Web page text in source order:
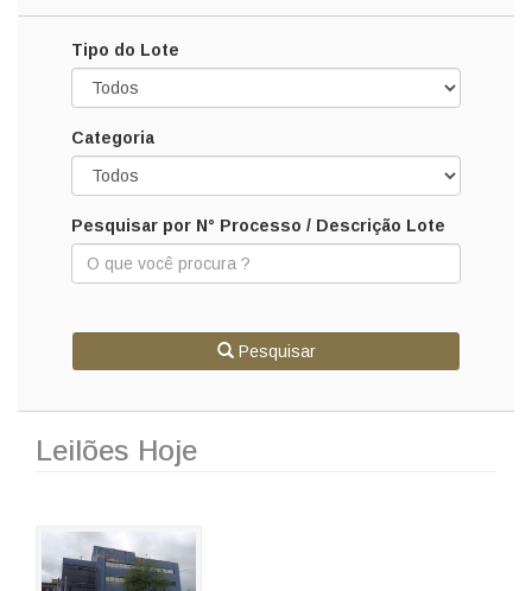
Tipo do Lote
Categoria
Pesquisar por N° Processo / Descrição Lote
Pesquisar
Leilões Hoje